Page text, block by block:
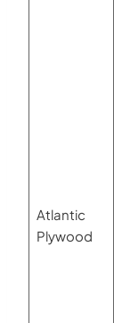
Atlantic
Plywood